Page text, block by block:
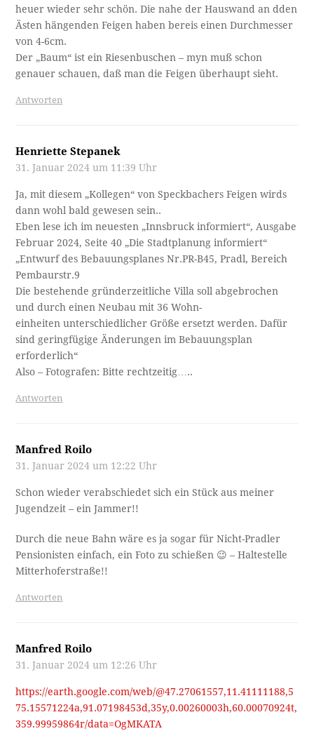
heuer wieder sehr schön. Die nahe der Hauswand an dden
Ästen hängenden Feigen haben bereis einen Durchmesser
von 4-6cm.
Der „Baum“ ist ein Riesenbuschen – myn muß schon
genauer schauen, daß man die Feigen überhaupt sieht.
Antworten
Henriette Stepanek
31. Januar 2024 um 11:39 Uhr
Ja, mit diesem „Kollegen“ von Speckbachers Feigen wirds
dann wohl bald gewesen sein..
Eben lese ich im neuesten „Innsbruck informiert“, Ausgabe
Februar 2024, Seite 40 „Die Stadtplanung informiert“
„Entwurf des Bebauungsplanes Nr.PR-B45, Pradl, Bereich
Pembaurstr.9
Die bestehende gründerzeitliche Villa soll abgebrochen
und durch einen Neubau mit 36 Wohn-
einheiten unterschiedlicher Größe ersetzt werden. Dafür
sind geringfügige Änderungen im Bebauungsplan
erforderlich“
Also – Fotografen: Bitte rechtzeitig…..
Antworten
Manfred Roilo
31. Januar 2024 um 12:22 Uhr
Schon wieder verabschiedet sich ein Stück aus meiner
Jugendzeit – ein Jammer!!
Durch die neue Bahn wäre es ja sogar für Nicht-Pradler
Pensionisten einfach, ein Foto zu schießen 😉 – Haltestelle
Mitterhoferstraße!!
Antworten
Manfred Roilo
31. Januar 2024 um 12:26 Uhr
https://earth.google.com/web/@47.27061557,11.41111188,5
75.15571224a,91.07198453d,35y,0.00260003h,60.00070924t,
359.99959864r/data=OgMKATA